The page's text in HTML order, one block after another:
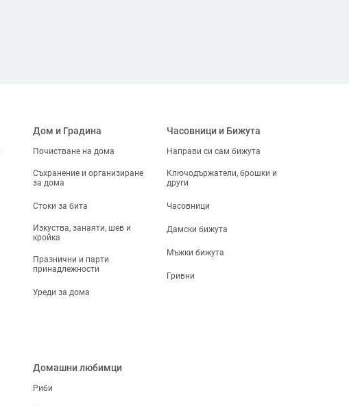
Дом и Градина
Почистване на дома
Съхранение и организиране
за дома
Стоки за бита
Изкуства, занаяти, шев и
кройка
Празнични и парти
принадлежности
Уреди за дома
Часовници и Бижута
Направи си сам бижута
Ключодържатели, брошки и
други
Часовници
Дамски бижута
Мъжки бижута
Гривни
Домашни любимци
Риби